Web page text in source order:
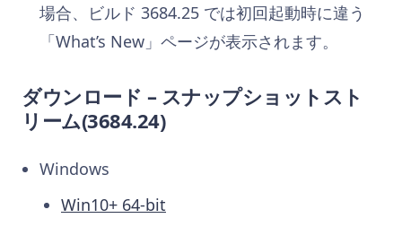
場合、ビルド 3684.25 では初回起動時に違う
「What’s New」ページが表示されます。
ダウンロード – スナップショットスト
リーム(3684.24)
Windows
Win10+ 64-bit